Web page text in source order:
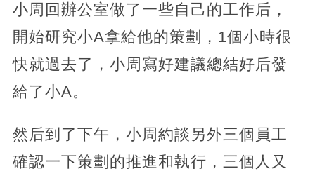
小周回辦公室做了一些自己的工作后，
開始研究小A拿給他的策劃，1個小時很
快就過去了，小周寫好建議總結好后發
給了小A。
然后到了下午，小周約談另外三個員工
確認一下策劃的推進和執行，三個人又